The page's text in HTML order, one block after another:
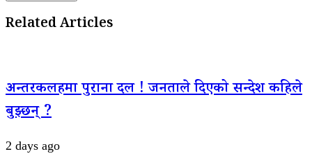
Related Articles
अन्तरकलहमा पुराना दल ! जनताले दिएको सन्देश कहिले
बुझ्छन् ?
2 days ago